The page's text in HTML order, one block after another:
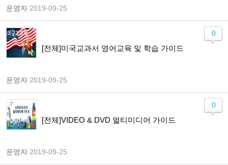
운영자 2019-09-25
[전체]미국교과서 영어교육 및 학습 가이드
운영자 2019-09-25
0
[전체]VIDEO & DVD 멀티미디어 가이드
운영자 2019-09-25
0